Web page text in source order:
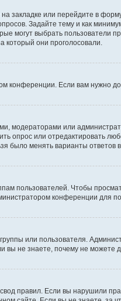
закладке или перейдите в
Задайте тему и как
могут выбрать
который они проголосовали.
конференции. Если вам
модераторами или
опрос или отредактировать
было менять варианты ответов
пользователей. Чтобы
конференции для
или пользователя.
не знаете, почему не можете
правил. Если вы нарушили